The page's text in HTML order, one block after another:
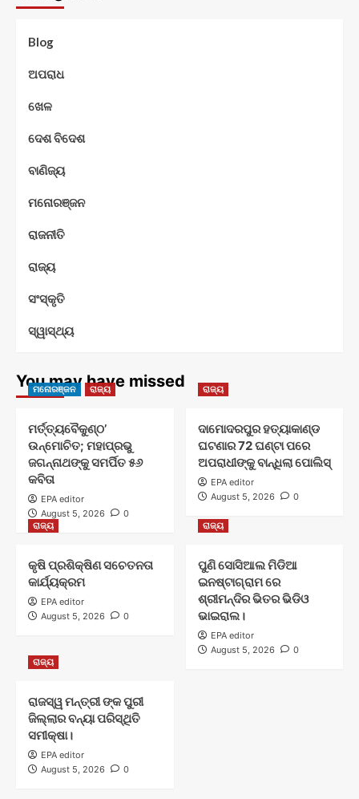
Blog
ଅପରାଧ
ଖେଳ
ଦେଶ ବିଦେଶ
ବାଣିଜ୍ୟ
ମନୋରଞ୍ଜନ
ରାଜନୀତି
ରାଜ୍ୟ
ସଂସ୍କୃତି
ସ୍ୱାସ୍ଥ୍ୟ
You may have missed
ମନୋରଞ୍ଜନ ରାଜ୍ୟ
ମର୍ତ୍ତ୍ୟବୈକୁଣ୍ଠ’
ଉନ୍ମୋଚିତ; ମହାପ୍ରଭୁ
ଜଗନ୍ନାଥଙ୍କୁ ସମର୍ପିତ ୫୬
କବିତା
EPA editor
August 5, 2026
0
ରାଜ୍ୟ
ଦାମୋଦରପୁର ହତ୍ୟାକାଣ୍ଡ
ଘଟଣାର 72 ଘଣ୍ଟା ପରେ
ଅପରାଧୀଙ୍କୁ ବାନ୍ଧିଲା ପୋଲିସ୍
EPA editor
August 5, 2026
0
ରାଜ୍ୟ
କୃଷି ପ୍ରଶିକ୍ଷିଣ ସଚେତନତା
କାର୍ଯ୍ୟକ୍ରମ
EPA editor
August 5, 2026
0
ରାଜ୍ୟ
ପୁଣି ସୋସିଆଲ ମିଡିଆ
ଇନଷ୍ଟାଗ୍ରାମ ରେ
ଶ୍ରୀମନ୍ଦିର ଭିତର ଭିଡିଓ
ଭାଇରାଲ।
EPA editor
August 5, 2026
0
ରାଜ୍ୟ
ରାଜସ୍ୱ ମନ୍ତ୍ରୀ ଙ୍କ ପୁରୀ
ଜିଲ୍ଲାର ବନ୍ୟା ପରିସ୍ଥିତି
ସମୀକ୍ଷା।
EPA editor
August 5, 2026
0